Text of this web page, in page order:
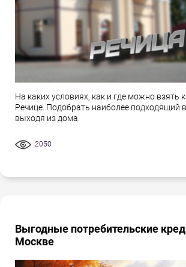
На каких условиях, как и где можно взять
Речице. Подобрать наиболее подходящий
выходя из дома.
2050
Выгодные потребительские
Москве